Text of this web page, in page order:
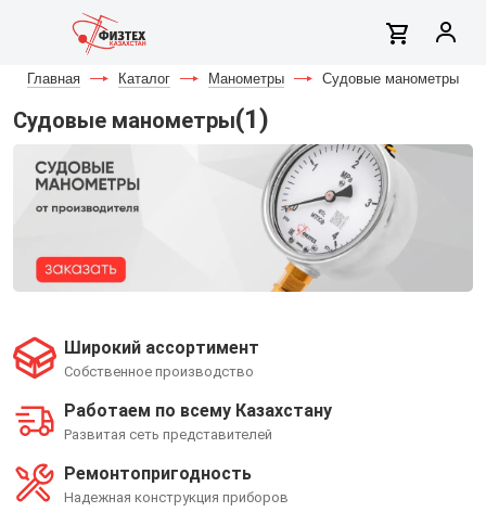
Главная - Каталог - Манометры - Судовые манометры
Судовые манометры(1)
Широкий ассортимент
Собственное производство
Работаем по всему Казахстану
Развитая сеть представителей
Ремонтопригодность
Надежная конструкция приборов